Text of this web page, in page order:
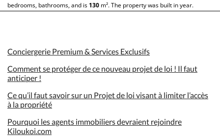
bedrooms, bathrooms, and is 130 m². The property was built in year.
Conciergerie Premium & Services Exclusifs
Comment se protéger de ce nouveau projet de loi ! Il faut
anticiper !
Ce qu’il faut savoir sur un Projet de loi visant à limiter l’accès
à la propriété
Pourquoi les agents immobiliers devraient rejoindre
Kiloukoi.com